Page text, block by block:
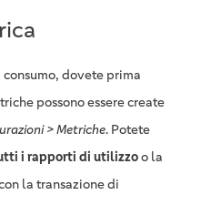
dovete prima
possono essere create
> Metriche. Potete
i rapporti di utilizzoo la
la transazione di